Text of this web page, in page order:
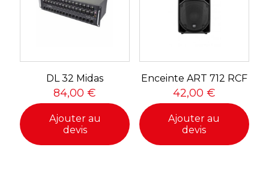
DL 32 Midas
84,00€
Ajouter au
devis
Enceinte ART 712 RCF
42,00 €
Ajouter au
devis